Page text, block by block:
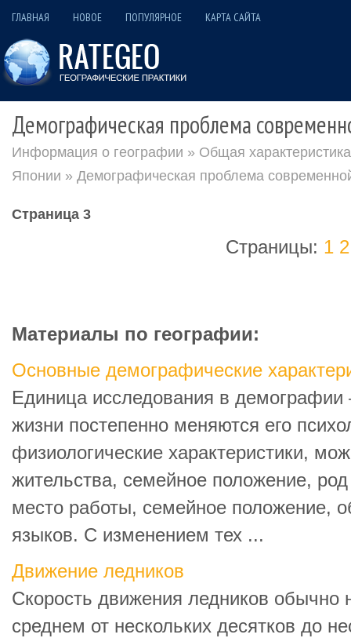
ГЛАВНАЯ НОВОЕ ПОПУЛЯРНОЕ КАРТА САЙТА
Демографическая проблема
Информация о географии » Общая
Японии » Демографическая проблема
Страница 3
Страницы: 1 2
Материалы по географии:
Основные демографические
Единица исследования в демографии
жизни постепенно меняются его
физиологические характеристики,
жительства, семейное положение,
место работы, семейное положение,
языков. C изменением тех ...
Движение ледников
Скорость движения ледников обычно
среднем от нескольких десятков до